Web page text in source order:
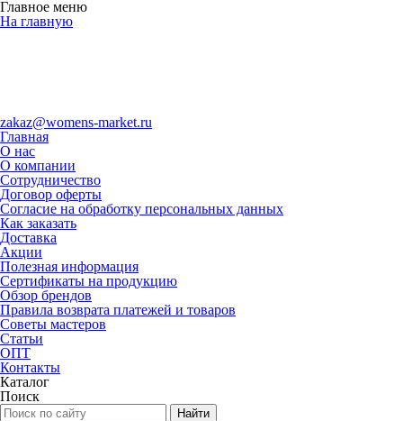
Главное меню
На главную
zakaz@womens-market.ru
Главная
О нас
О компании
Сотрудничество
Договор оферты
Согласие на обработку персональных данных
Как заказать
Доставка
Акции
Полезная информация
Сертификаты на продукцию
Обзор брендов
Правила возврата платежей и товаров
Советы мастеров
Статьи
ОПТ
Контакты
Каталог
Поиск